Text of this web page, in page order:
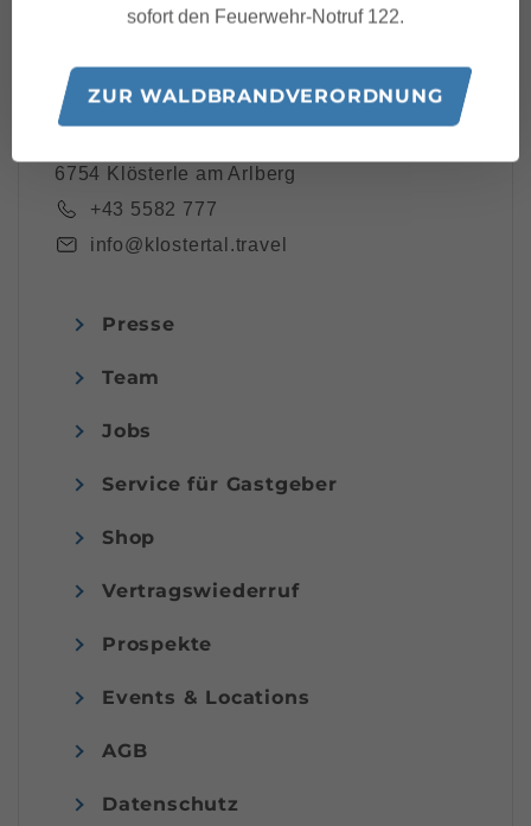
Klostertal Tourismus
6754 Klösterle am Arlberg
+43 5582 777
info@klostertal.travel
Presse
Team
Jobs
Service für Gastgeber
Shop
Vertragswiederruf
Prospekte
Events & Locations
AGB
Datenschutz
sofort den Feuerwehr-Notruf 122.
ZUR WALDBRANDVERORDNUNG